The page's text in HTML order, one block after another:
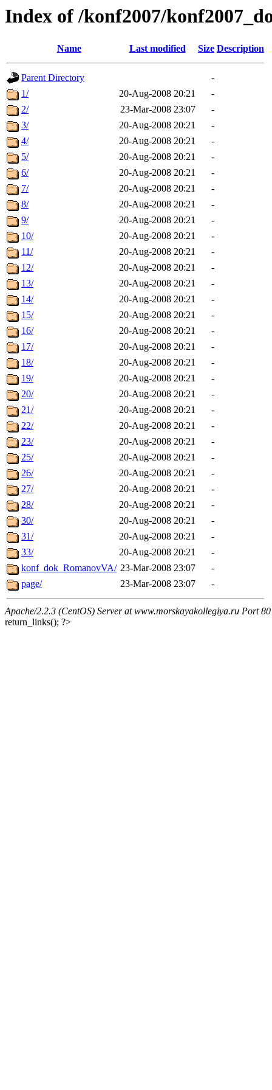
Index of /konf2007/
Name Last modified Size Description
Parent Directory
-
1/
20-Aug-2008 20:21
-
2/
23-Mar-2008 23:07
-
3/
20-Aug-2008 20:21
-
4/
20-Aug-2008 20:21
-
5/
20-Aug-2008 20:21
-
6/
20-Aug-2008 20:21
-
7/
20-Aug-2008 20:21
-
8/
20-Aug-2008 20:21
-
9/
20-Aug-2008 20:21
-
10/
20-Aug-2008 20:21
-
11/
20-Aug-2008 20:21
-
12/
20-Aug-2008 20:21
-
13/
20-Aug-2008 20:21
-
14/
20-Aug-2008 20:21
-
15/
20-Aug-2008 20:21
-
16/
20-Aug-2008 20:21
-
17/
20-Aug-2008 20:21
-
18/
20-Aug-2008 20:21
-
19/
20-Aug-2008 20:21
-
20/
20-Aug-2008 20:21
-
21/
20-Aug-2008 20:21
-
22/
20-Aug-2008 20:21
-
23/
20-Aug-2008 20:21
-
25/
20-Aug-2008 20:21
-
26/
20-Aug-2008 20:21
-
27/
20-Aug-2008 20:21
-
28/
20-Aug-2008 20:21
-
30/
20-Aug-2008 20:21
-
31/
20-Aug-2008 20:21
-
33/
20-Aug-2008 20:21
-
konf_dok_RomanovVA/ 23-Mar-2008 23:07
-
page/
23-Mar-2008 23:07 -
Apache/2.2.3 (CentOS) Server at www.morskayakollegiya.ru Port 80
return_links(); ?>